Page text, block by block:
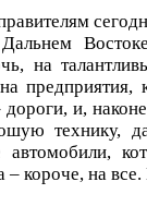
на
предприятия,
и,
технику,
автомобили,
– короче, на